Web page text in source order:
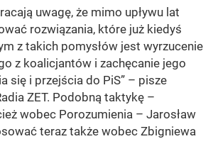
uwagę, że mimo upływu lat
rozwiązania, które już kiedyś
z takich pomysłów jest wyrzucenie
z koalicjantów i zachęcanie jego
się i przejścia do PiS” – pisze
ZET. Podobną taktykę –
wobec Porozumienia – Jarosław
teraz także wobec Zbigniewa